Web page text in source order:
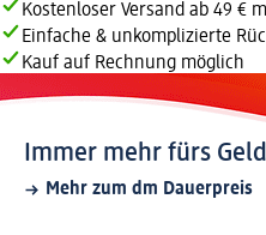
Kostenloser Versand ab 49 €
Einfache & unkomplizierte
Kauf auf Rechnung möglich
Immer mehr fürs
Mehr zum dm Dauerpreis